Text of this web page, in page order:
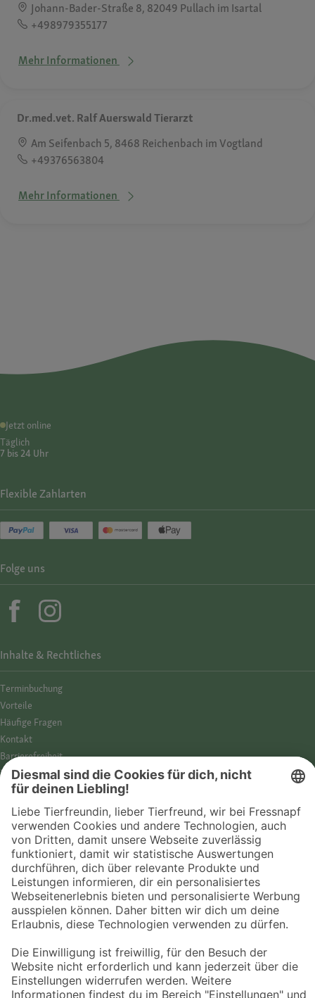
Johann-Bader-Straße 8, 82049 Pullach im Isartal
+498979355177
Mehr Informationen
Dr.med.vet. Ralf Auerswald Tierarzt
Am Seifenbach 5, 8468 Reichenbach im Vogtland
+49376563804
Mehr Informationen
Jetzt online
Täglich
7 bis 24 Uhr
© 2026 Fressnapf Tiernahrungs GmbH
Westpreußenstraße 32-38
Inhalte & Rechtliches
Termin­buchung
Vorteile
Häufige Fragen
Kontakt
Barrierefreiheit
Impressum
Datenschutz­hinweise
Cookies
AGB
Entdecke Fressnapf
Tierversicherung
GPS-Tracker
Fressnapf Salon
Flexible Zahlarten
Folge uns